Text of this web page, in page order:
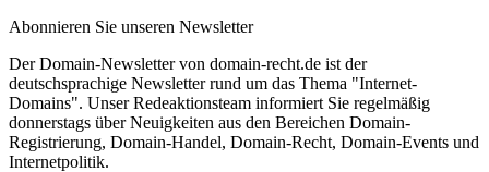
Abonnieren Sie unseren Newsletter
Der Domain-Newsletter von domain-recht.de ist der
deutschsprachige Newsletter rund um das Thema "Internet-
Domains". Unser Redeaktionsteam informiert Sie regelmäßig
donnerstags über Neuigkeiten aus den Bereichen Domain-
Registrierung, Domain-Handel, Domain-Recht, Domain-Events und
Internetpolitik.